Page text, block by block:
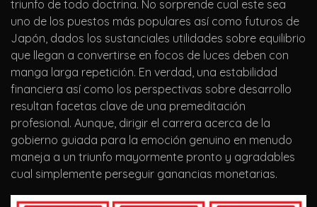
triunfo de todo doctrina. No sorprende cual este sea
uno de los puestos más populares así­ como futuros de
Japón, dados los sustanciales utilidades sobre equilibrio
que llegan a convertirse en focos de luces deben con
manga larga repetición. En verdad, una estabilidad
financiera así­ como los perspectivas sobre desarrollo
resultan facetas clave de una premeditación
profesional. Aunque, dirigir el carrera acerca de la
gobierno guiada para la emoción genuino en menudo
maneja a un triunfo mayormente pronto y agradables
cual simplemente perseguir ganancias monetarias.